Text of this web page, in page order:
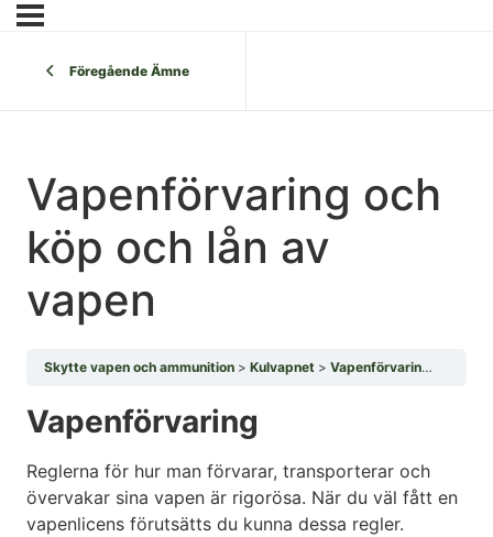
Föregående Ämne
Vapenförvaring och
köp och lån av
vapen
Skytte vapen och ammunition Kulvapnet Vapenförvaring och köp och lån av vapen
Vapenförvaring
Reglerna för hur man förvarar, transporterar och
övervakar sina vapen är rigorösa. När du väl fått en
vapenlicens förutsätts du kunna dessa regler.